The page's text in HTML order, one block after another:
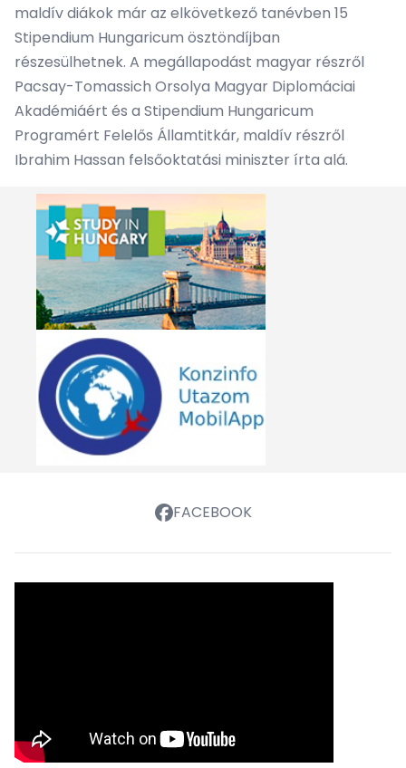
maldív diákok már az elkövetkező tanévben 15
Stipendium Hungaricum ösztöndíjban
részesülhetnek. A megállapodást magyar részről
Pacsay-Tomassich Orsolya Magyar Diplomáciai
Akadémiáért és a Stipendium Hungaricum
Programért Felelős Államtitkár, maldív részről
Ibrahim Hassan felsőoktatási miniszter írta alá.
FACEBOOK